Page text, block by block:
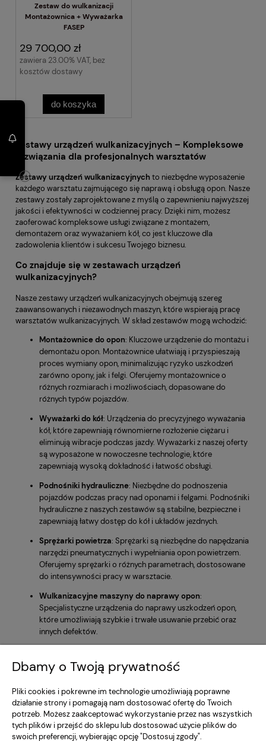
Zestaw do wulkanizacji
Montażownica + Wyważarka
FASEP
29 700,00 zł
zawiera 23.00% VAT, bez
kosztów dostawy
do koszyka
Zestawy urządzeń wulkanizacyjnych – Kompleksowe
rozwiązania dla profesjonalnych warsztatów
Zestawy urządzeń wulkanizacyjnych to niezbędne wyposażenie
każdego warsztatu zajmującego się naprawą i obsługą opon. Nasze
zestawy zostały zaprojektowane z myślą o zapewnieniu najwyższej
jakości i efektywności w codziennej pracy. Dzięki nim, możesz
zaoferować kompleksowe usługi związane z montażem,
demontażem oraz wyważaniem kół, co jest kluczowe dla
zadowolenia klientów i sukcesu Twojego biznesu.
Co znajduje się w zestawach urządzeń
wulkanizacyjnych?
Nasze zestawy urządzeń wulkanizacyjnych obejmują szereg
zaawansowanych i niezawodnych maszyn, które wspierają pracę
warsztatów wulkanizacyjnych. W skład zestawów mogą wchodzić:
Montażownice do opon: Kluczowe urządzenie do montażu i
demontażu opon. Montażownice ułatwiają i przyspieszają
proces wymiany opon, minimalizując ryzyko uszkodzeń
zarówno opony, jak i felgi. Oferujemy montażownice o
różnych rozmiarach i możliwościach, dopasowane do
różnych typów pojazdów.
Wyważarki do kół: Urządzenia do precyzyjnego wyważania
kół, które zapewniają równomierne rozłożenie ciężaru i
eliminują wibracje podczas jazdy. Wyważarki z naszej oferty
są wyposażone w nowoczesne technologie, które
zapewniają wysoką dokładność i łatwość obsługi.
Podnośniki hydrauliczne: Niezbędne do podnoszenia
pojazdów podczas pracy nad oponami i felgami. Podnośniki
hydrauliczne z naszych zestawów są stabilne, bezpieczne i
zapewniają łatwy dostęp do kół i układów jezdnych.
Sprężarki powietrza: Sprężarki są niezbędne do napędzania
narzędzi pneumatycznych i wypełniania opon powietrzem.
Oferujemy sprężarki o różnych parametrach, dostosowane
do intensywności pracy w warsztacie.
Wulkanizacyjne maszyny do naprawy opon:
Specjalistyczne urządzenia do naprawy uszkodzeń opon,
które umożliwiają szybkie i trwałe usuwanie przebić oraz
innych defektów.
Dostawa i Płatność
Dbamy o Twoją prywatność
Pliki cookies i pokrewne im technologie umożliwiają poprawne
działanie strony i pomagają nam dostosować ofertę do Twoich
potrzeb. Możesz zaakceptować wykorzystanie przez nas wszystkich
tych plików i przejść do sklepu lub dostosować użycie plików do
swoich preferencji, wybierając opcję "Dostosuj zgody".